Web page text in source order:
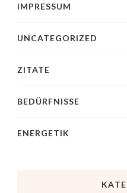
IMPRESSUM
UNCATEGORIZED
ZITATE
BEDÜRFNISSE
ENERGETIK